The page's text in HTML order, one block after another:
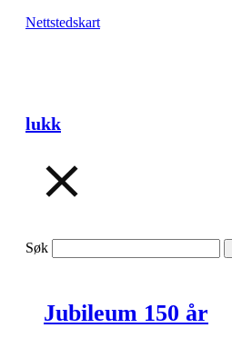
Nettstedskart
lukk
Søk
Jubileum 150 år